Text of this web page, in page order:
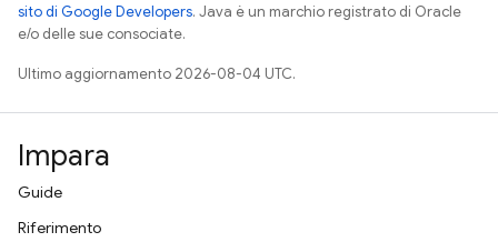
sito di Google Developers. Java è un marchio registrato di Oracle
e/o delle sue consociate.
Ultimo aggiornamento 2026-08-04 UTC.
Impara
Guide
Riferimento